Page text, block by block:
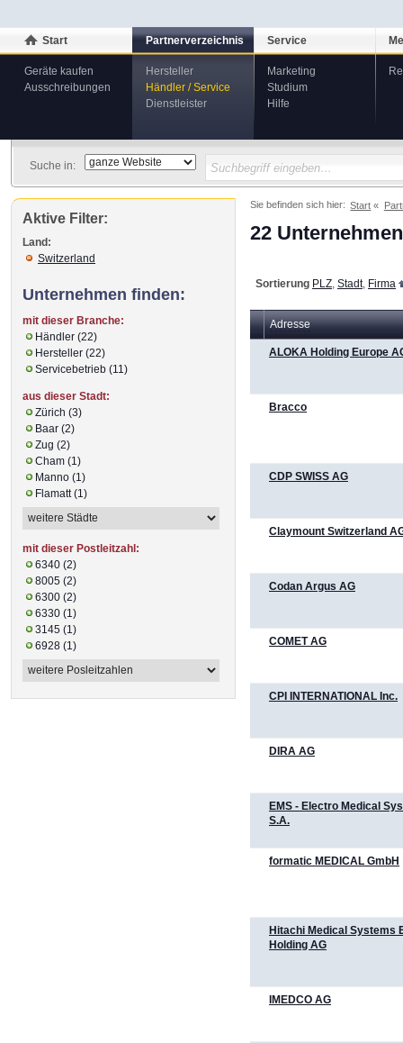
Start
Geräte kaufen
Ausschreibungen
Partnerverzeichnis
Hersteller
Händler / Service
Dienstleister
Service
Marketing
Studium
Hilfe
Suche in:
Sie befinden sich hier: Start
22
Sortierung PLZ Stadt, Firma
Adresse
ALOKA Holding Europe
Bracco
CDP SWISS AG
Claymount Switzerland
Codan Argus AG
COMET AG
CPI INTERNATIONAL Inc.
DIRA AG
EMS - Electro Medical
S.A.
formatic MEDICAL GmbH
Hitachi Medical Systems
Holding AG
IMEDCO AG
Aktive Filter:
Land:
Switzerland
Unternehmen finden:
mit dieser Branche:
Händler (22)
Hersteller (22)
Servicebetrieb (11)
aus dieser Stadt:
Zürich (3)
Baar (2)
Zug (2)
Cham (1)
Manno (1)
Flamatt (1)
mit dieser Postleitzahl:
6340 (2)
8005 (2)
6300 (2)
6330 (1)
3145 (1)
6928 (1)